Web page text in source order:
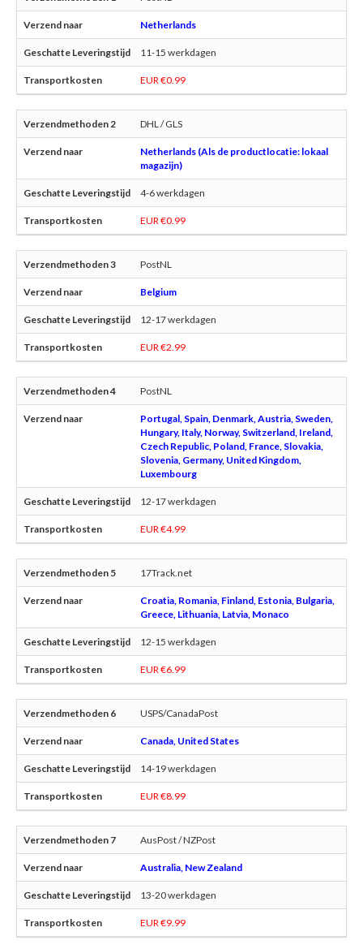
Netherlands
11-15 werkdagen
EUR €0.99
DHL / GLS
Netherlands (Als de productlocatie: lokaal
magazijn)
4-6 werkdagen
EUR €0.99
PostNL
Belgium
12-17 werkdagen
EUR €2.99
PostNL
Portugal, Spain, Denmark, Austria, Sweden,
Hungary, Italy, Norway, Switzerland, Ireland,
Czech Republic, Poland, France, Slovakia,
Slovenia, Germany, United Kingdom,
Luxembourg
12-17 werkdagen
EUR €4.99
17Track.net
Croatia, Romania, Finland, Estonia, Bulgaria,
Greece, Lithuania, Latvia, Monaco
12-15 werkdagen
EUR €6.99
USPS/CanadaPost
Canada, United States
14-19 werkdagen
EUR €8.99
AusPost / NZPost
Australia, New Zealand
13-20 werkdagen
EUR €9.99